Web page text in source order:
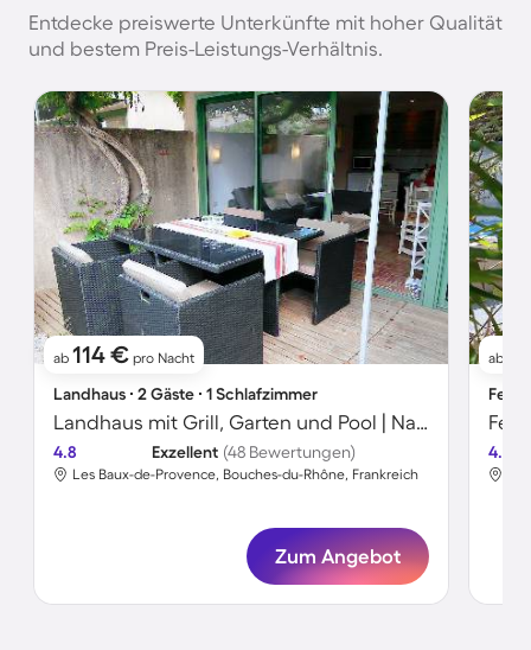
Entdecke preiswerte Unterkünfte mit hoher Qualität
und bestem Preis-Leistungs-Verhältnis.
ab 114 € pro Nacht
Landhaus ∙ 2 Gäste ∙ 1 Schlafzimmer
Landhaus mit Grill, Garten und Pool | Naturblick
4.8 Exzellent (48 Bewertungen)
Les Baux-de-Provence, Bouches-du-Rhône, Frankreich
Zum Angebot
ab
4.8